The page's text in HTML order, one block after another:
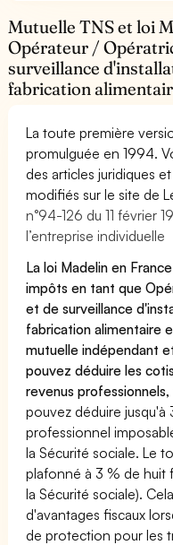
Mutuelle TNS et loi
Opérateur /
surveillance
fabrication
La toute première
promulguée en 1994.
des articles juridiques
modifiés sur le site de
n°94-126 du 11 février
l’entreprise individuelle
La loi Madelin en
impôts en tant que
et de surveillance
fabrication alimentaire
mutuelle indépendant
pouvez déduire les
revenus
pouvez déduire
professionnel
la Sécurité sociale. Le
plafonné à 3 % de huit
la Sécurité sociale).
d'avantages fiscaux
de protection pour les